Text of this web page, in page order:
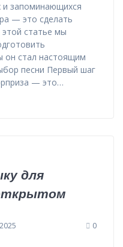
и запоминающихся
— это сделать
статье мы
он стал настоящим
песни Первый шаг
— это…
для
0